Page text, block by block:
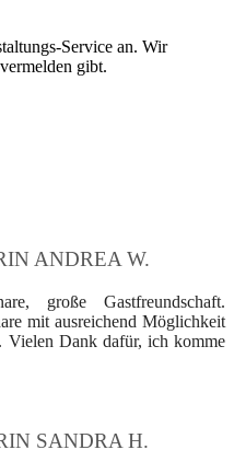
Service an. Wir
gibt.
ANDREA W.
große Gastfreundschaft.
mit ausreichend Möglichkeit
Vielen Dank dafür, ich komme
SANDRA H.